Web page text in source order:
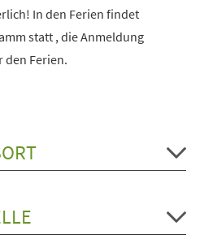
In den Ferien findet
statt , die Anmeldung
den Ferien.